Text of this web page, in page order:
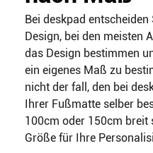
Bei deskpad
Design, bei den meisten
das Design bestimmen
ein eigenes Maß zu
nicht der fall, den bei
Ihrer Fußmatte selber
100cm oder 150cm breit
Größe für Ihre